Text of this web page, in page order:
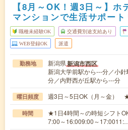
【8月～OK！週3日～】ホ
マンションで生活サポー
職種未経験OK 交通費別途支給あり
WEB登録OK 派遣
勤務地 新潟県新潟市西区
新潟大学前駅から---分／小
分／内野西が丘駅から---分
曜日頻度 週3日～5日OK（月～金）
時間
★1日4時間～の時短シフト
7:00～16:009:00～